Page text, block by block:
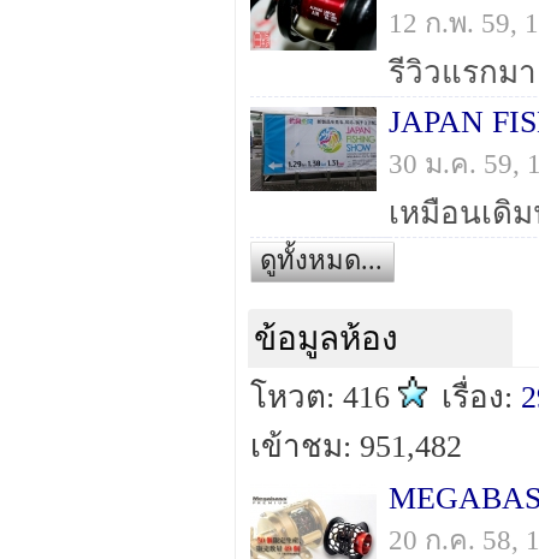
12 ก.พ. 59,
30 ม.ค. 59,
ดูทั้งหมด...
ข้อมูลห้อง
โหวต: 416 เรื่อง:
เข้าชม: 951,482
20 ก.ค. 58,